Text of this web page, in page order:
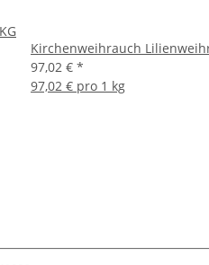
Kirchenweihrauch
97,02 € *
97,02 € pro 1 kg